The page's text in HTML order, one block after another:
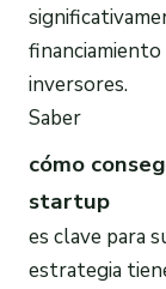
inversores.
Saber
cómo
startup
es clave para
estrategia